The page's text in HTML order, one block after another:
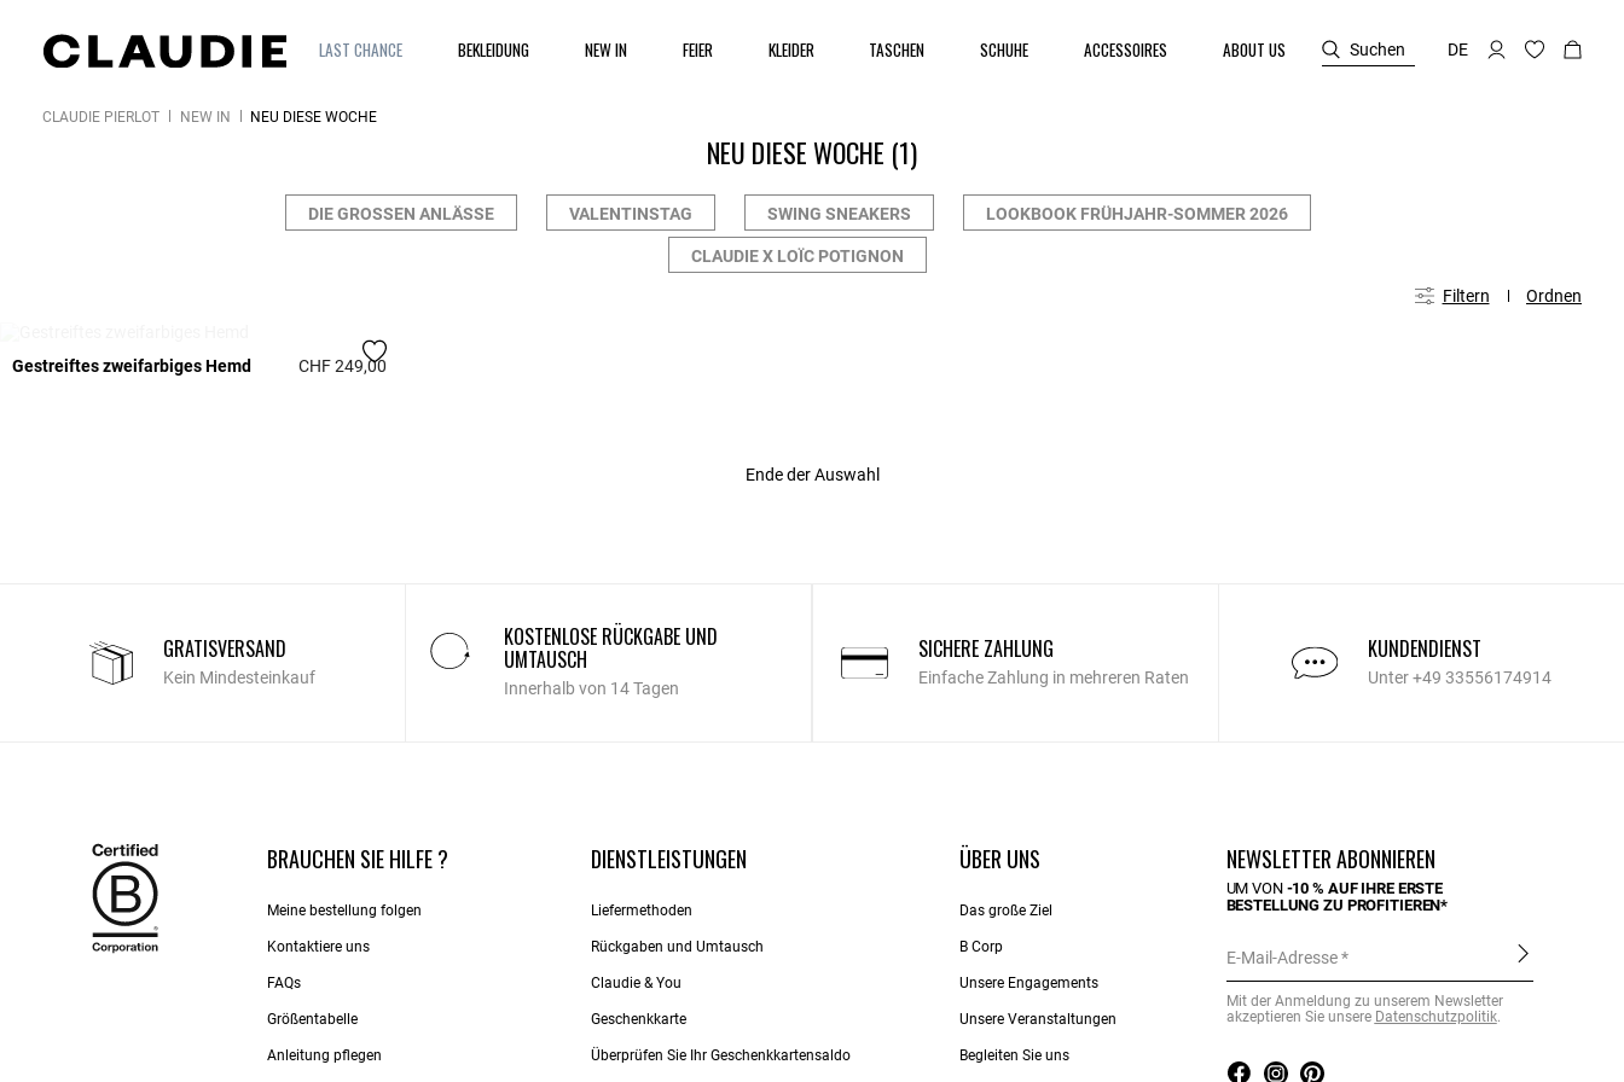
LAST CHANCE BEKLEIDUNG NEW IN FEIER KLEIDER TASCHEN SCHUHE ACCESSOIRES ABOUT US Suchen DE
CLAUDIE PIERLOT NEW IN NEU DIESE WOCHE
NEU DIESE WOCHE (1)
DIE GROSSEN ANLÄSSE VALENTINSTAG SWING SNEAKERS LOOKBOOK FRÜHJAHR-SOMMER 2026
CLAUDIE X LOÏC POTIGNON
Filtern Ordnen
Gestreiftes zweifarbiges Hemd CHF 249,00
Ende der Auswahl
GRATISVERSAND
Kein Mindesteinkauf
KOSTENLOSE RÜCKGABE UND
UMTAUSCH
Innerhalb von 14 Tagen
SICHERE ZAHLUNG
Einfache Zahlung in mehreren Raten
KUNDENDIENST
Unter +49 33556174914
BRAUCHEN SIE HILFE ?
Meine bestellung folgen
Kontaktiere uns​
FAQs
Größentabelle
Anleitung pflegen
DIENSTLEISTUNGEN
Liefermethoden
Rückgaben und Umtausch
Claudie & You
Geschenkkarte
Überprüfen Sie Ihr Geschenkkartensaldo
ÜBER UNS
Das große Ziel
B Corp
Unsere Engagements
Unsere Veranstaltungen
Begleiten Sie uns
NEWSLETTER ABONNIEREN
UM VON -10 % AUF IHRE ERSTE
BESTELLUNG ZU PROFITIEREN*
E-Mail-Adresse
Mit der Anmeldung zu unserem Newsletter
akzeptieren Sie unsere Datenschutzpolitik.